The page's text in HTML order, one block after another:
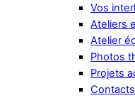
Vos
Ateliers
Atelier
Photos
Projets